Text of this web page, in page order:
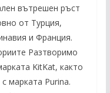
вътрешен ръст
от Турция,
и Франция.
Разтворимо
KitKat, както
марката Purina.